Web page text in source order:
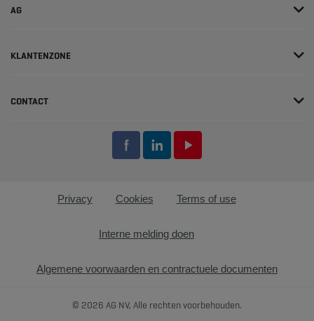
AG
KLANTENZONE
CONTACT
Privacy Cookies Terms of use
Interne melding doen
Algemene voorwaarden en contractuele documenten
© 2026 AG NV, Alle rechten voorbehouden.